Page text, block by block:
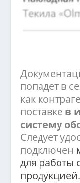
попадет в
как
поставке в
систему
Следует
подключен
для работы
продукцией.